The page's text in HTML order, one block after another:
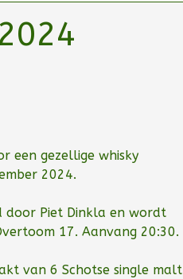
een gezellige whisky
2024.
door Piet Dinkla en wordt
17. Aanvang 20:30.
van 6 Schotse single malt